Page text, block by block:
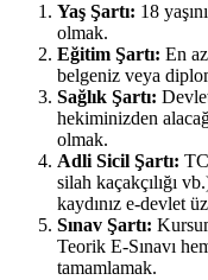
Yaş Şartı: 18
olmak.
Eğitim Şartı: En
belgeniz veya
Sağlık Şartı:
hekiminizden
olmak.
Adli Sicil Şartı:
silah kaçakçılığı
kaydınız e-devlet
Sınav Şartı:
Teorik E-Sınavı
tamamlamak.